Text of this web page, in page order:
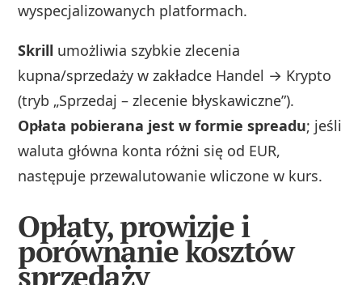
wyspecjalizowanych platformach.
Skrill umożliwia szybkie zlecenia
kupna/sprzedaży w zakładce Handel → Krypto
(tryb „Sprzedaj – zlecenie błyskawiczne”).
Opłata pobierana jest w formie spreadu; jeśli
waluta główna konta różni się od EUR,
następuje przewalutowanie wliczone w kurs.
Opłaty, prowizje i
porównanie kosztów
sprzedaży